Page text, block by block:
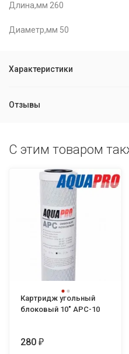
Длина,мм 260
Диаметр,мм 50
Характеристики
Отзывы
C этим товаром
Картридж угольный
блоковый 10" APC-10
280 ₽